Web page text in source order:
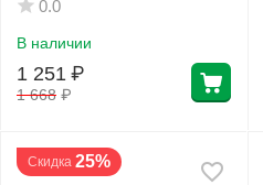
0.0
В наличии
1 668 ₽
1 251 ₽
Скидка 25%